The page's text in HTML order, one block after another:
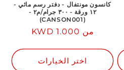
كانسون مونتفال - دفتر رسم مائي -
١٢ ورقة - ٣٠٠ جرام/م٢ -
(CANSON001)
السعر
من 1.000 KWD
اختر الخيارات